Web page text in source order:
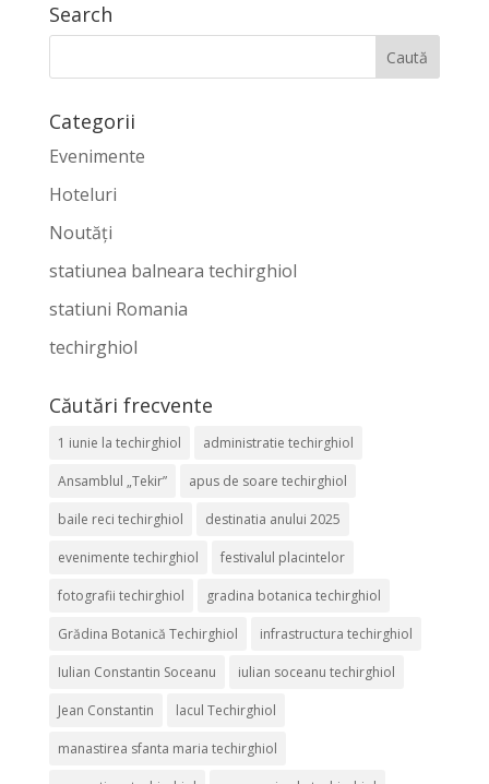
Search
Categorii
Evenimente
Hoteluri
Noutăți
statiunea balneara techirghiol
statiuni Romania
techirghiol
Căutări frecvente
1 iunie la techirghiol administratie techirghiol
Ansamblul „Tekir” apus de soare techirghiol
baile reci techirghiol destinatia anului 2025
evenimente techirghiol festivalul placintelor
fotografii techirghiol gradina botanica techirghiol
Grădina Botanică Techirghiol infrastructura techirghiol
Iulian Constantin Soceanu iulian soceanu techirghiol
Jean Constantin lacul Techirghiol
manastirea sfanta maria techirghiol